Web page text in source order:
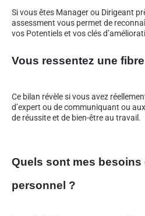
Si vous êtes Manager ou Dirigeant
assessment vous permet de
vos Potentiels et vos clés
Vous ressentez une
Ce bilan révèle si vous avez
d’expert ou de communiquant ou
de réussite et de bien-être au travail.
Quels sont mes
personnel ?